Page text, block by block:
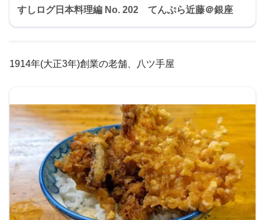
すしログ日本料理編 No. 202 てんぷら近藤＠銀座
1914年(大正3年)創業の老舗、八ツ手屋